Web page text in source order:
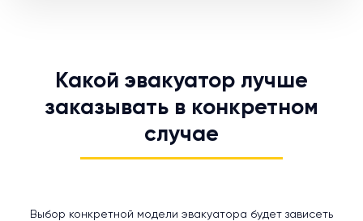
Какой эвакуатор лучше
заказывать в конкретном
случае
Выбор конкретной модели эвакуатора будет зависеть